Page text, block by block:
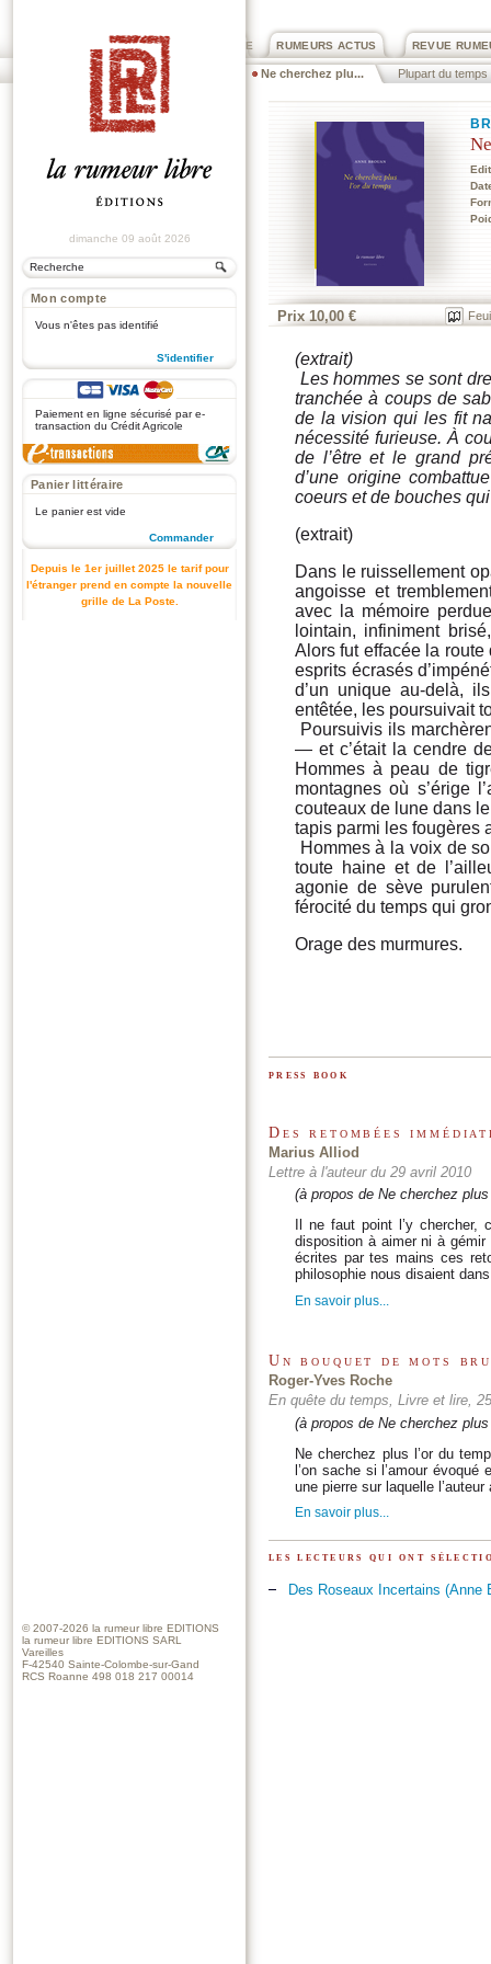
REVUE
RUMEURS ACTUS
PRIX ROGER DEXTRE
Ne cherchez plu... Plupart du temps
dimanche 09 août 2026
Mon compte
Vous n'êtes pas identifié
S'identifier
Paiement en ligne sécurisé par e-
transaction du Crédit Agricole
Panier littéraire
Le panier est vide
Commander
Depuis le 1er juillet 2025 le tarif pour
l'étranger prend en compte la nouvelle
grille de La Poste.
Prix 10,00 €
(extrait)
Les hommes se sont
tranchée à coups de
de la vision qui les fit
nécessité furieuse. À
de l’être et le grand
d’une origine
coeurs et de bouches
(extrait)
Dans le ruissellement
angoisse et
avec la mémoire
lointain, infiniment
Alors fut effacée la
esprits écrasés
d’un unique au-delà,
entêtée, les poursuivait
Poursuivis ils
— et c’était la cendre
Hommes à peau de
montagnes où s’érige
couteaux de lune dans
tapis parmi les fougères
Hommes à la voix de
toute haine et de
agonie de sève
férocité du temps qui
Orage des murmures.
press book
Des retombées
Marius Alliod
Lettre à l'auteur du 29 avril 2010
(à propos de Ne cherchez
Il ne faut point l’y chercher,
disposition à aimer ni à
écrites par tes mains ces
philosophie nous disaient
En savoir plus...
Un bouquet de mots
Roger-Yves Roche
En quête du temps, Livre et lire,
(à propos de Ne cherchez
Ne cherchez plus l’or du
l’on sache si l’amour
une pierre sur laquelle
En savoir plus...
les lecteurs qui ont
Des Roseaux Incertains (Anne
© 2007-2026 la rumeur libre EDITIONS
la rumeur libre EDITIONS SARL
Vareilles
F-42540 Sainte-Colombe-sur-Gand
RCS Roanne 498 018 217 00014